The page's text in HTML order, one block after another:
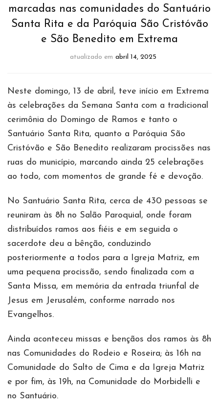
marcadas nas comunidades do Santuário
Santa Rita e da Paróquia São Cristóvão
e São Benedito em Extrema
atualizado em abril 14, 2025
Neste domingo, 13 de abril, teve início em Extrema
às celebrações da Semana Santa com a tradicional
cerimônia do Domingo de Ramos e tanto o
Santuário Santa Rita, quanto a Paróquia São
Cristóvão e São Benedito realizaram procissões nas
ruas do município, marcando ainda 25 celebrações
ao todo, com momentos de grande fé e devoção.
No Santuário Santa Rita, cerca de 430 pessoas se
reuniram às 8h no Salão Paroquial, onde foram
distribuídos ramos aos fiéis e em seguida o
sacerdote deu a bênção, conduzindo
posteriormente a todos para a Igreja Matriz, em
uma pequena procissão, sendo finalizada com a
Santa Missa, em memória da entrada triunfal de
Jesus em Jerusalém, conforme narrado nos
Evangelhos.
Ainda aconteceu missas e bençãos dos ramos às 8h
nas Comunidades do Rodeio e Roseira; às 16h na
Comunidade do Salto de Cima e da Igreja Matriz
e por fim, às 19h, na Comunidade do Morbidelli e
no Santuário.